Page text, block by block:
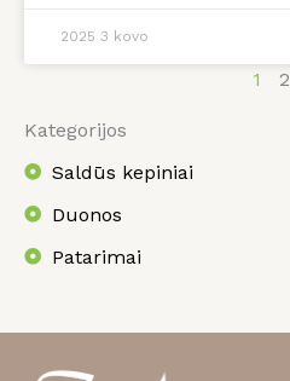
2025 3 kovo
1 2
Kategorijos
Saldūs kepiniai
Duonos
Patarimai